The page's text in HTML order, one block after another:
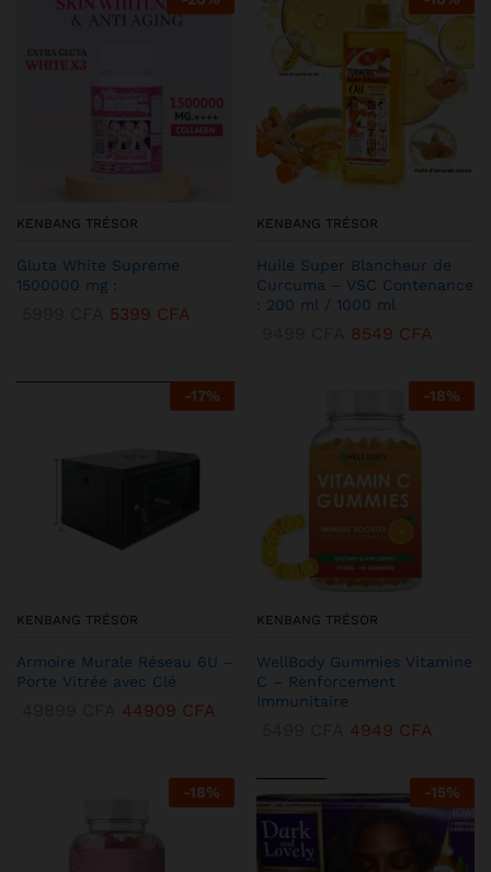
KENBANG TRÉSOR
Gluta White Supreme
1500000 mg :
5399 CFA
KENBANG TRÉSOR
Huile Super Blancheur de
Curcuma – VSC Contenance
: 200 ml / 1000 ml
8549 CFA
-17%
KENBANG TRÉSOR
Armoire Murale Réseau 6U –
Porte Vitrée avec Clé
44909 CFA
-18%
KENBANG TRÉSOR
WellBody Gummies Vitamine
C – Renforcement
Immunitaire
4949 CFA
-18% -15%